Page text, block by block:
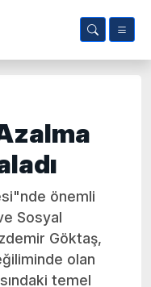
önemli
Sosyal
Göktaş,
olan
temel